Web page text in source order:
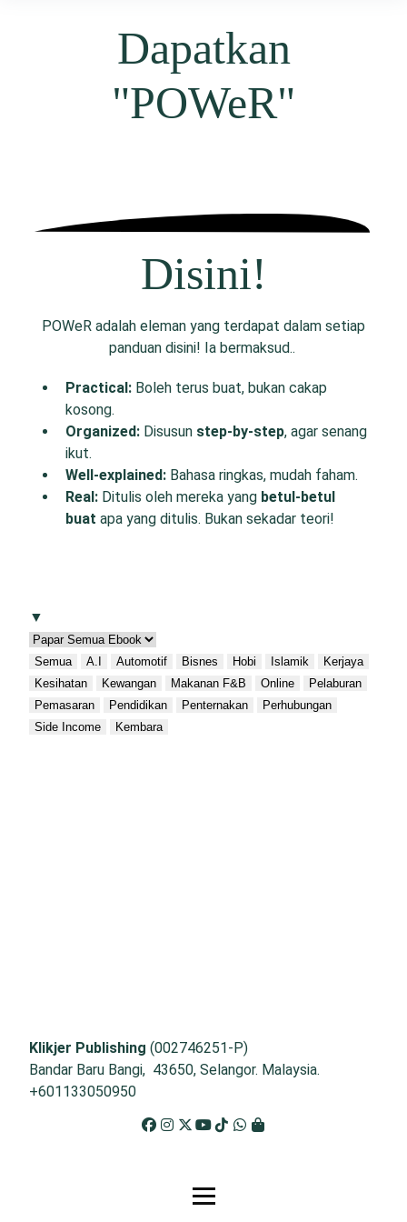
Dapatkan
"POWeR"
Disini!
POWeR adalah eleman yang terdapat dalam setiap
panduan disini! Ia bermaksud..
Practical: Boleh terus buat, bukan cakap
kosong.
Organized: Disusun step-by-step, agar senang
ikut.
Well-explained: Bahasa ringkas, mudah faham.
Real: Ditulis oleh mereka yang betul-betul
buat apa yang ditulis. Bukan sekadar teori!
▼
Semua A.I Automotif Bisnes Hobi Islamik
Kerjaya
Kesihatan
Kewangan Makanan F&B Online
Pelaburan
Pemasaran
Pendidikan Penternakan
Perhubungan
Side Income
Kembara
Klikjer Publishing (002746251-P)
Bandar Baru Bangi, 43650, Selangor. Malaysia.
+601133050950